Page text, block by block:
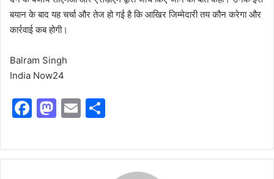
बयान के बाद यह चर्चा और तेज हो गई है कि आखिर जिम्मेदारी तय कौन करेगा और
कार्रवाई कब होगी।
Balram Singh
India Now24
F
c
e
M
st
o
E
ai
l
ar
e